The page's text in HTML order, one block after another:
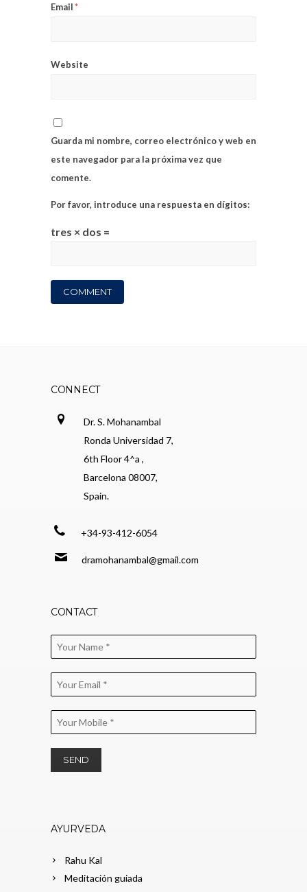
Email*
Website
Guarda mi nombre, correo electrónico y web en
este navegador para la próxima vez que
comente.
Por favor, introduce una respuesta en dígitos:
tres × dos =
CONNECT
Dr. S. Mohanambal
Ronda Universidad 7,
6th Floor 4^a ,
Barcelona 08007,
Spain.
+34-93-412-6054
dramohanambal@gmail.com
CONTACT
AYURVEDA
Rahu Kal
Meditación guiada